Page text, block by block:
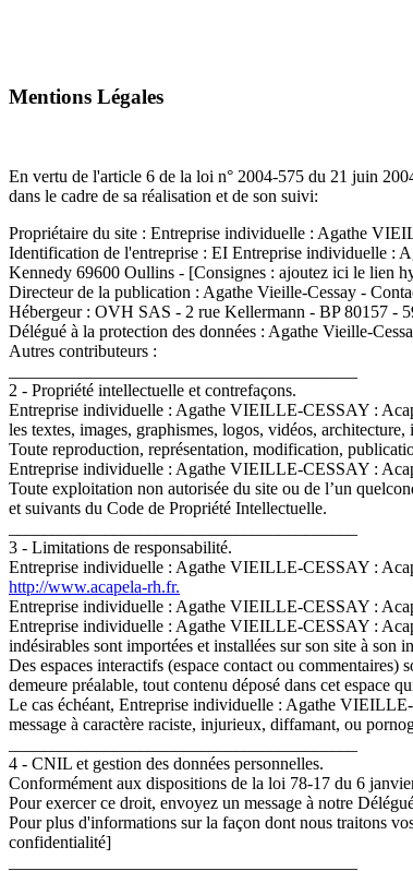
Mentions Légales
En vertu de l'article 6 de la loi n° 2004-575 du 21 juin
dans le cadre de sa réalisation et de son suivi:
Propriétaire du site : Entreprise individuelle : Agathe
Identification de l'entreprise : EI Entreprise individuelle :
Kennedy 69600 Oullins - [Consignes : ajoutez ici le lien
Directeur de la publication : Agathe Vieille-Cessay -
Hébergeur : OVH SAS - 2 rue Kellermann - BP 80157 -
Délégué à la protection des données : Agathe Vieille-
Autres contributeurs :
2 - Propriété intellectuelle et contrefaçons.
Entreprise individuelle : Agathe VIEILLE-CESSAY :
les textes, images, graphismes, logos, vidéos, architecture,
Toute reproduction, représentation, modification,
Entreprise individuelle : Agathe VIEILLE-CESSAY :
Toute exploitation non autorisée du site ou de l’un
et suivants du Code de Propriété Intellectuelle.
3 - Limitations de responsabilité.
Entreprise individuelle : Agathe VIEILLE-CESSAY :
http://www.acapela-rh.fr.
Entreprise individuelle : Agathe VIEILLE-CESSAY :
Entreprise individuelle : Agathe VIEILLE-CESSAY :
indésirables sont importées et installées sur son site à son
Des espaces interactifs (espace contact ou
demeure préalable, tout contenu déposé dans cet espace
Le cas échéant, Entreprise individuelle : Agathe VIEILLE-
message à caractère raciste, injurieux, diffamant, ou
4 - CNIL et gestion des données personnelles.
Conformément aux dispositions de la loi 78-17 du 6
Pour exercer ce droit, envoyez un message à notre
Pour plus d'informations sur la façon dont nous traitons
confidentialité]